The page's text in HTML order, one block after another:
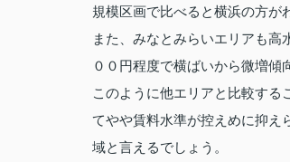
規模区画で比べると横浜の方が
また、みなとみらいエリアも高
００円程度で横ばいから微増傾
このように他エリアと比較す
てやや賃料水準が控えめに抑え
域と言えるでしょう。